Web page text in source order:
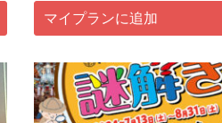
マイプランに追加